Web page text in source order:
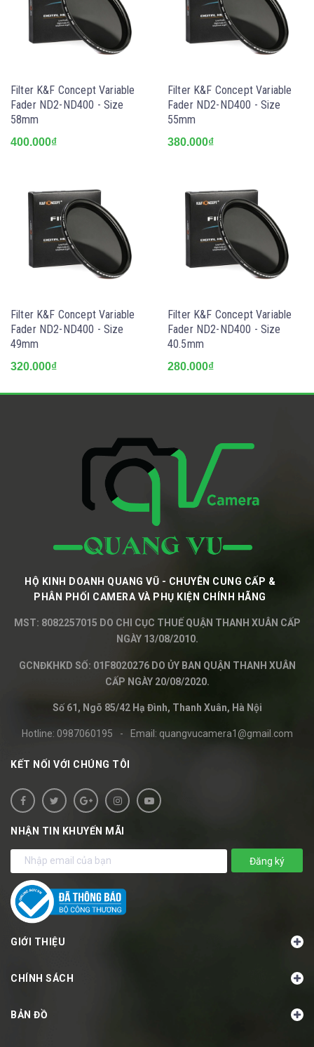
Filter K&F Concept Variable
Fader ND2-ND400 - Size
58mm
400.000₫
Filter K&F Concept Variable
Fader ND2-ND400 - Size
55mm
380.000₫
Filter K&F Concept Variable
Fader ND2-ND400 - Size
49mm
320.000₫
Filter K&F Concept Variable
Fader ND2-ND400 - Size
40.5mm
280.000₫
HỘ KINH DOANH QUANG VŨ - CHUYÊN CUNG CẤP &
PHÂN PHỐI CAMERA VÀ PHỤ KIỆN CHÍNH HÃNG
MST: 8082257015 DO CHI CỤC THUẾ QUẬN THANH XUÂN CẤP
NGÀY 13/08/2010.
GCNĐKHKD SỐ: 01F8020276 DO ỦY BAN QUẬN THANH XUÂN
CẤP NGÀY 20/08/2020.
Số 61, Ngõ 85/42 Hạ Đình, Thanh Xuân, Hà Nội
Hotline: 0987060195 - Email: quangvucamera1@gmail.com
KẾT NỐI VỚI CHÚNG TÔI
NHẬN TIN KHUYẾN MÃI
Đăng ký
GIỚI THIỆU
CHÍNH SÁCH
BẢN ĐỒ